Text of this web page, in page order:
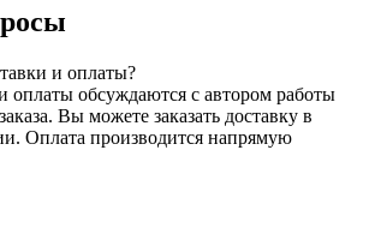
и оплаты?
оплаты обсуждаются с автором работы
Вы можете заказать доставку в
Оплата производится напрямую